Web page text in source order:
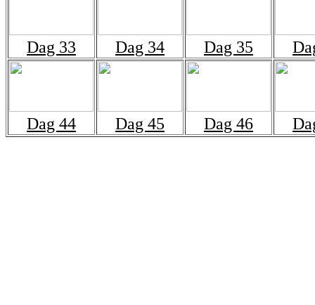
Dag 33 Dag 34 Dag 35
Dag 44 Dag 45 Dag 46